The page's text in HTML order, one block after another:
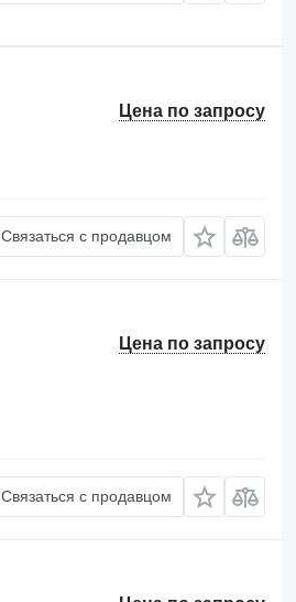
Цена по запросу
Связаться с продавцом
Цена по запросу
Связаться с продавцом